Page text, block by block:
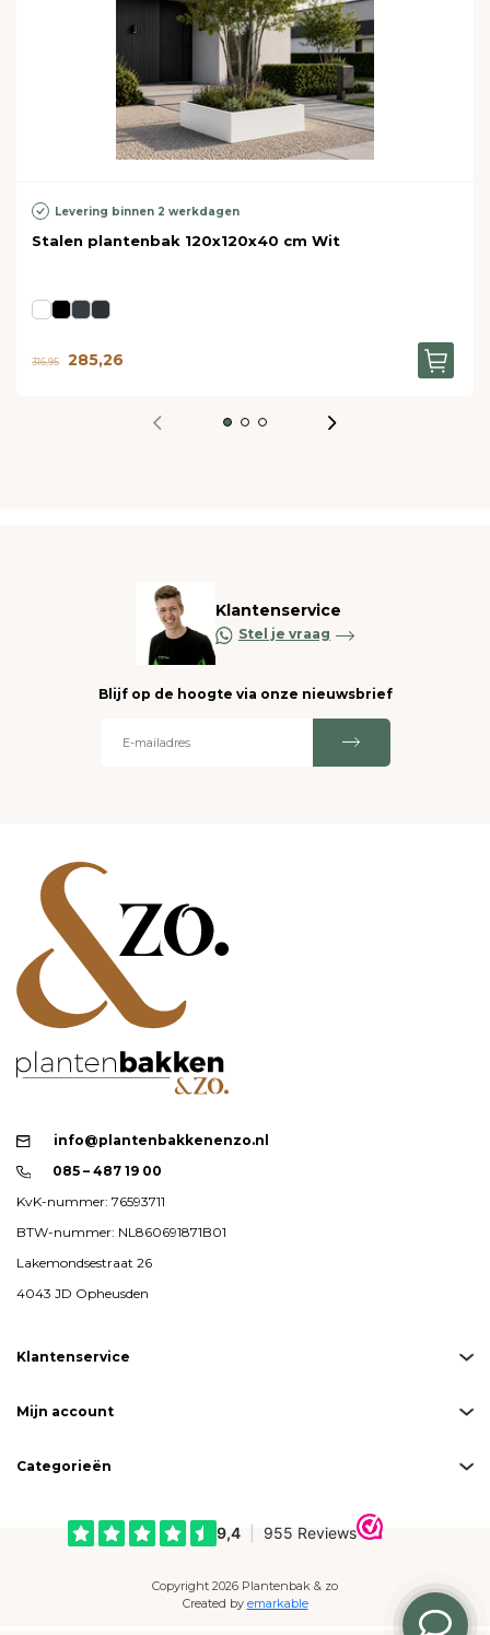
Levering binnen 2 werkdagen
Stalen plantenbak 120x120x40 cm Wit
316,95 285,26
Klantenservice
Stel je vraag
Blijf op de hoogte via onze nieuwsbrief
info@plantenbakkenenzo.nl
085 – 487 19 00
KvK-nummer: 76593711
BTW-nummer: NL860691871B01
Lakemondsestraat 26
4043 JD Opheusden
Klantenservice
Mijn account
Categorieën
Copyright 2026 Plantenbak & zo
Created by emarkable